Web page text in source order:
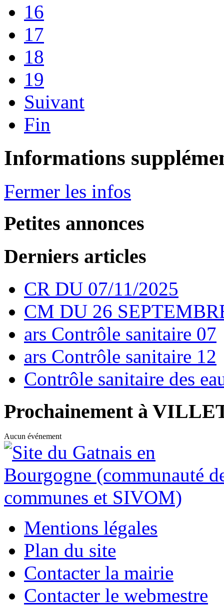
16
17
18
19
Suivant
Fin
Informations
Fermer les infos
Petites annonces
Derniers articles
CR DU 07/11/2025
CM DU 26
ars Contrôle sanitaire 07
ars Contrôle sanitaire 12
Contrôle sanitaire des
Prochainement à
Aucun événement
Mentions légales
Plan du site
Contacter la mairie
Contacter le webmestre